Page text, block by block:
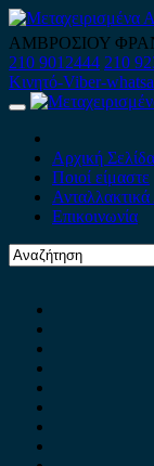
Skip
to
content
ΑΜΒΡΟΣΙΟΥ
210 9012444 210
Κινητό-Viber-
Primary
Αρχική Σελίδα
Ποιοί είμαστε
Επικοινωνία